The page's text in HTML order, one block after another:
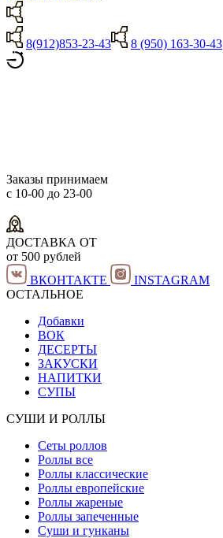
8(912)853-23-43 8 (950) 163-30-43
Заказы принимаем
с 10-00 до 23-00
ДОСТАВКА ОТ
от 500 рублей
ВКОНТАКТЕ
INSTAGRAM
ОСТАЛЬНОЕ
Добавки
ВОК
ДЕСЕРТЫ
ЗАКУСКИ
НАПИТКИ
СУПЫ
СУШИ И РОЛЛЫ
Сеты роллов
Роллы все
Роллы классические
Роллы европейские
Роллы жареные
Роллы запеченные
Суши и гунканы